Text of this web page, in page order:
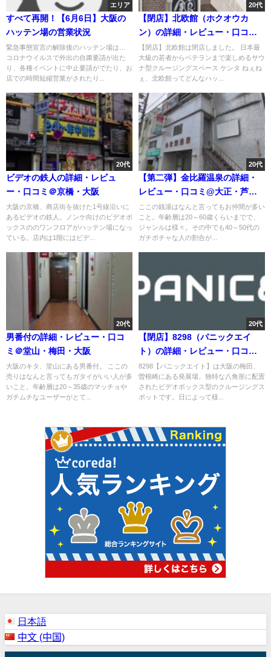
エリア
すべて再開！【6月6日】大阪の
ハッテン場の営業状況
緊急事態宣言の解除後のハッテン場は…
コロナウイルスで外出の自粛要請が出た
り、各種イベントに中止要請がでたり、お
店での時間短縮営業がされたり...
20代
【閉店】北欧館（ホクオウカ
ン）の詳細・レビュー・口コミ
＠堂山・梅田・大阪
【閉店】北欧館は閉店しました。 日本最
大級の若者からベテランまで楽しめるサウ
ナ型クルージングスペース ケンタ ねぇね
ぇ、北欧館ってどんなハッ...
20代
ビデオの鉄人の詳細・レビュ
ー・口コミ＠京橋・大阪
大阪の京橋、商店街を抜けた1号線沿いに
あるビデオの鉄人。ノンケ向けのビデオボ
ックスののワンフロアがハッテン場になっ
ている。店内は1階にはビデ...
20代
【第二弾】金比羅温泉の詳細・
レビュー・口コミ@大正・芦原
橋・大阪
ここの銭湯はなんと言ってもお仲間が多い
こと。年齢層は20～60歳くらいまでで、
ジャンルは様々。その中でも40～50代の
ガチポチャな人の割合が...
20代
男番付の詳細・レビュー・口コ
ミ＠堂山・梅田・大阪
大阪のキタ、堂山にある男番付。 ここの
売りはなんと言ってもガタイがいい人が多
いこと。年齢層は20～35歳のマッチョや
ガチムチなユーザーがとて...
20代
【閉店】8298（パニックエイ
ト）の詳細・レビュー・口コミ
＠曽根崎・梅田・大阪
8298【パニックエイト】は大阪の梅田、
曽根崎にある発展場。独特な八角形に配置
されたビデオボックス型のクルージングス
ポットです。日によって様...
日本語
中文 (中国)